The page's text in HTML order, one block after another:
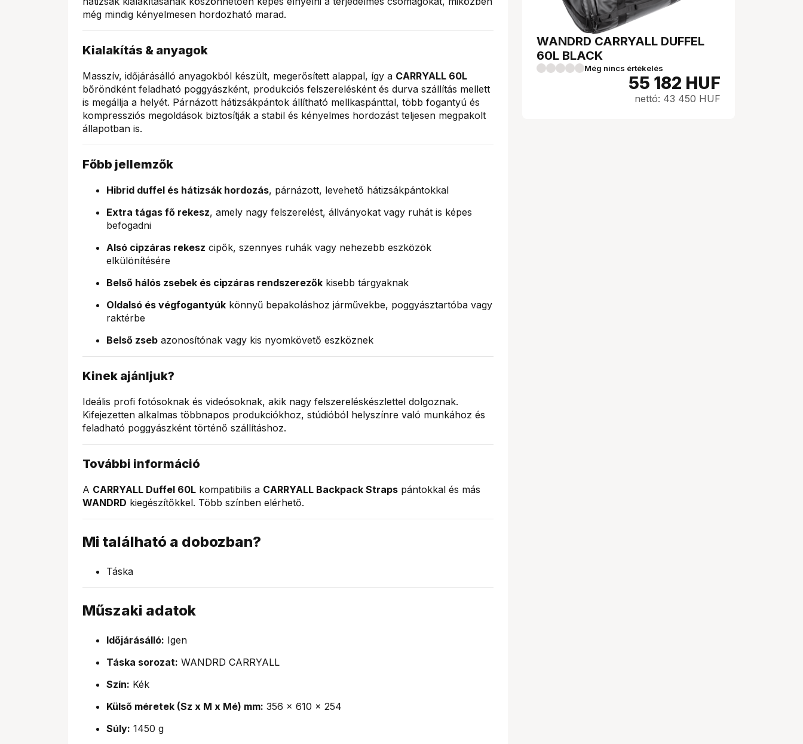
még mindig kényelmesen hordozható marad.
Kialakítás & anyagok
Masszív, időjárásálló anyagokból készült, megerősített alappal, így a CARRYALL 60L
bőröndként feladható poggyászként, produkciós felszerelésként és durva szállítás mellett
is megállja a helyét. Párnázott hátizsákpántok állítható mellkaspánttal, több fogantyú és
kompressziós megoldások biztosítják a stabil és kényelmes hordozást teljesen megpakolt
állapotban is.
Főbb jellemzők
Hibrid duffel és hátizsák hordozás, párnázott, levehető hátizsákpántokkal
Extra tágas fő rekesz, amely nagy felszerelést, állványokat vagy ruhát is képes
befogadni
Alsó cipzáras rekesz cipők, szennyes ruhák vagy nehezebb eszközök
elkülönítésére
Belső hálós zsebek és cipzáras rendszerezők kisebb tárgyaknak
Oldalsó és végfogantyúk könnyű bepakoláshoz járművekbe, poggyásztartóba vagy
raktérbe
Belső zseb azonosítónak vagy kis nyomkövető eszköznek
Kinek ajánljuk?
Ideális profi fotósoknak és videósoknak, akik nagy felszereléskészlettel dolgoznak.
Kifejezetten alkalmas többnapos produkciókhoz, stúdióból helyszínre való munkához és
feladható poggyászként történő szállításhoz.
További információ
A CARRYALL Duffel 60L kompatibilis a CARRYALL Backpack Straps pántokkal és más
WANDRD kiegészítőkkel. Több színben elérhető.
Mi található a dobozban?
Táska
Műszaki adatok
Időjárásálló: Igen
Táska sorozat: WANDRD CARRYALL
Szín: Kék
Külső méretek (Sz x M x Mé) mm: 356 x 610 x 254
Súly: 1450 g
WANDRD CARRYALL DUFFEL
60L BLACK
Még nincs értékelés
55 182 HUF
nettó: 43 450 HUF